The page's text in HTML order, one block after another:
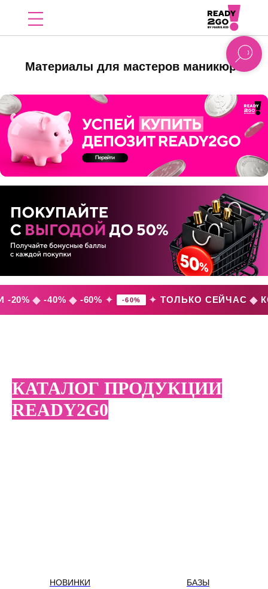
Материалы для мастеров маникюра
20% ◆ -40% ◆ -60% ✦ -60% ✦ ТОЛЬКО СЕЙЧАС ◆
КАТАЛОГ ПРОДУКЦИИ
READY2G0
НОВИНКИ БАЗЫ